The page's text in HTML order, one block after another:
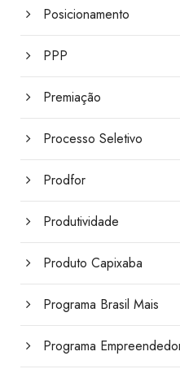
Posicionamento
PPP
Premiação
Processo Seletivo
Prodfor
Produtividade
Produto Capixaba
Programa Brasil Mais
Programa